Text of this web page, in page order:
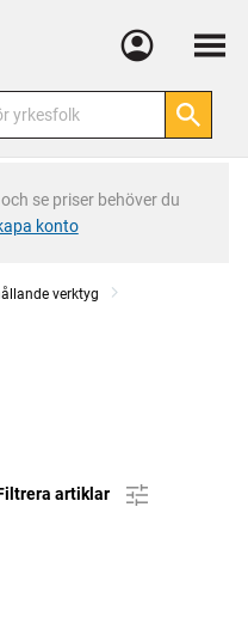
Meny
se priser behöver du
konto
verktyg
artiklar